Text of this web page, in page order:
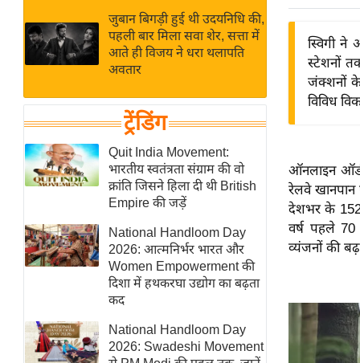
ई-पेपर
मिसाल बेमिसाल
शख्सियत
यंग इंडिया
साहित्य जगत
ऑटो वर्ल्ड
न्यूज ब्रीफ
मनोरंजन जगत
बॉलीवुड
हॉलीवुड
फिल्म समीक्षा
Breaking
News
लाइफस्टाइल
जुबान बिगड़ी हुई थी उदयनिधि की,
पहली बार मिला सवा शेर, सत्ता में
आते ही विजय ने धरा थलापति
अवतार
ट्रेंडिंग
Quit India Movement:
भारतीय स्वतंत्रता संग्राम की वो
क्रांति जिसने हिला दी थी British
Empire की जड़ें
National Handloom Day
2026: आत्मनिर्भर भारत और
Women Empowerment की
दिशा में हथकरघा उद्योग का बढ़ता
कद
National Handloom Day
2026: Swadeshi Movement
स्विगी ने
स्टेशनों
जंक्शनों के
विविध
ऑनलाइन
रेलवे खानपान
देशभर के 152
वर्ष पहले 70
व्यंजनों की